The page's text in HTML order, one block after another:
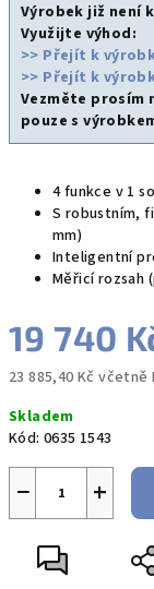
Výrobek již není
Využijte výhod:
>> Přejít k
>> Přejít k
Vezměte prosím
pouze s
4 funkce v 1
S robustním,
mm)
Inteligentní
Měřicí rozsah
19 740
23 885,40 Kč včetně
cena:
Skladem
Kód: 0635 1543
+
−